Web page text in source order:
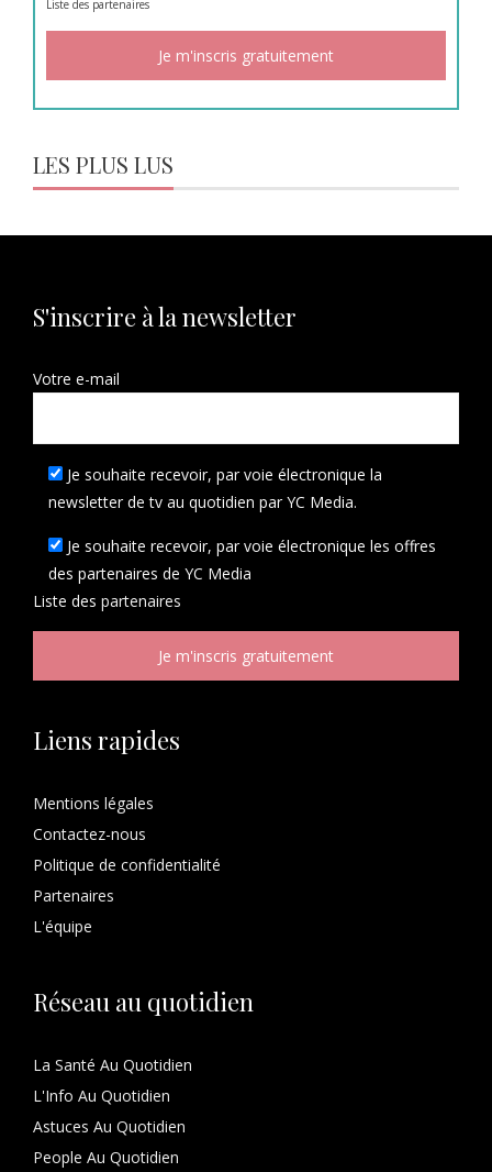
Liste des partenaires
LES PLUS LUS
S'inscrire à la newsletter
Votre e-mail
Je souhaite recevoir, par voie électronique la
newsletter de tv au quotidien par YC Media.
Je souhaite recevoir, par voie électronique les offres
des partenaires de YC Media
Liste des partenaires
Liens rapides
Mentions légales
Contactez-nous
Politique de confidentialité
Partenaires
L'équipe
Réseau au quotidien
La Santé Au Quotidien
L'Info Au Quotidien
Astuces Au Quotidien
People Au Quotidien